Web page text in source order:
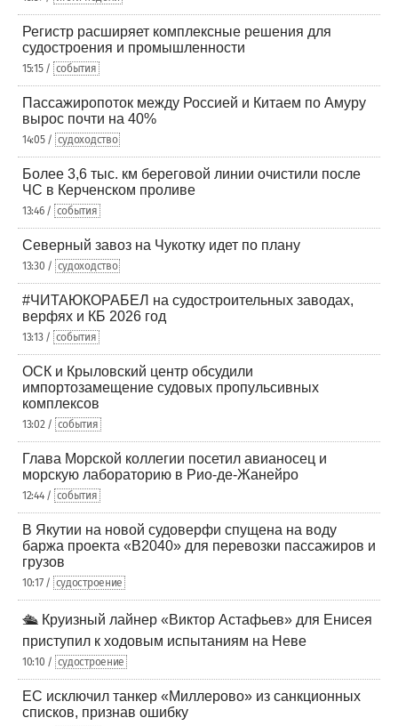
Регистр расширяет комплексные решения для
судостроения и промышленности
15:15 / события
Пассажиропоток между Россией и Китаем по Амуру
вырос почти на 40%
14:05 / судоходство
Более 3,6 тыс. км береговой линии очистили после
ЧС в Керченском проливе
13:46 / события
Северный завоз на Чукотку идет по плану
13:30 / судоходство
#ЧИТАЮКОРАБЕЛ на судостроительных заводах,
верфях и КБ 2026 год
13:13 / события
ОСК и Крыловский центр обсудили
импортозамещение судовых пропульсивных
комплексов
13:02 / события
Глава Морской коллегии посетил авианосец и
морскую лабораторию в Рио-де-Жанейро
12:44 / события
В Якутии на новой судоверфи спущена на воду
баржа проекта «В2040» для перевозки пассажиров и
грузов
10:17 / судостроение
🛳️ Круизный лайнер «Виктор Астафьев» для Енисея
приступил к ходовым испытаниям на Неве
10:10 / судостроение
ЕС исключил танкер «Миллерово» из санкционных
списков, признав ошибку